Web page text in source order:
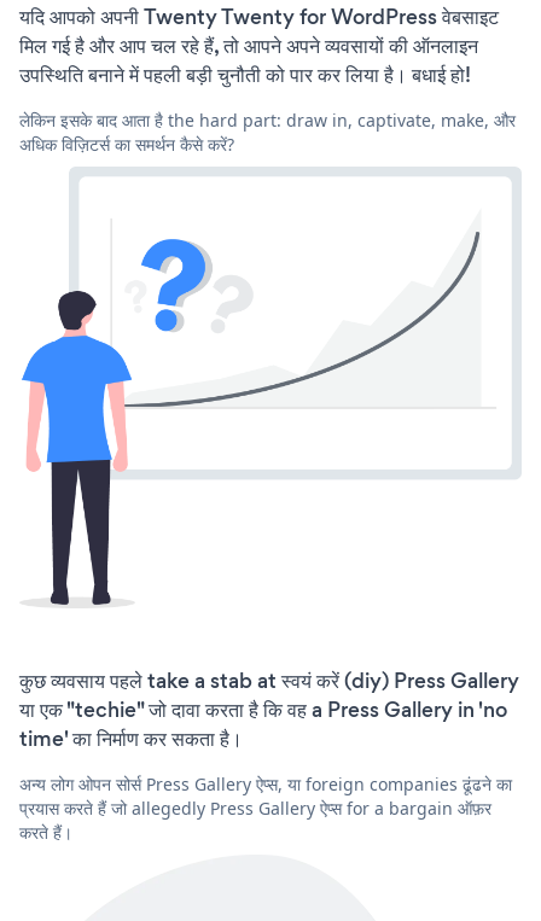
यदि आपको अपनी Twenty Twenty for WordPress वेबसाइट
मिल गई है और आप चल रहे हैं, तो आपने अपने व्यवसायों की ऑनलाइन
उपस्थिति बनाने में पहली बड़ी चुनौती को पार कर लिया है। बधाई हो!
लेकिन इसके बाद आता है the hard part: draw in, captivate, make, और
अधिक विज़िटर्स का समर्थन कैसे करें?
कुछ व्यवसाय पहले take a stab at स्वयं करें (diy) Press Gallery
या एक "techie" जो दावा करता है कि वह a Press Gallery in 'no
time' का निर्माण कर सकता है।
अन्य लोग ओपन सोर्स Press Gallery ऐप्स, या foreign companies ढूंढने का
प्रयास करते हैं जो allegedly Press Gallery ऐप्स for a bargain ऑफ़र
करते हैं।